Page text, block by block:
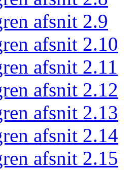
afsnit 2.9
afsnit 2.10
afsnit 2.11
afsnit 2.12
afsnit 2.13
afsnit 2.14
afsnit 2.15